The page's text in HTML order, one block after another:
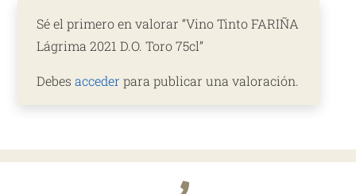
Sé el primero en valorar “Vino Tinto FARIÑA
Lágrima 2021 D.O. Toro 75cl”
Debesacceder para publicar una valoración.